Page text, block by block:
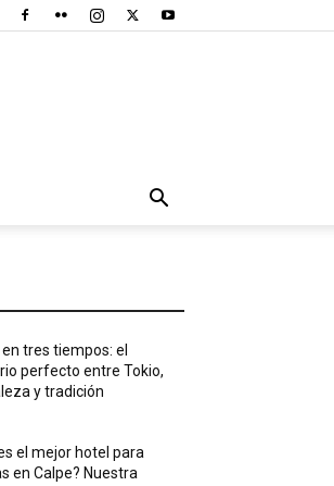
tres tiempos: el
perfecto entre Tokio,
y tradición
el mejor hotel para
en Calpe? Nuestra